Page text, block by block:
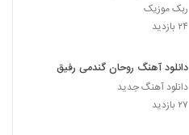
ربک موزیک
۲۴ بازدید
دانلود آهنگ روحان گندمی رفیق
دانلود آهنگ جدید
۲۷ بازدید